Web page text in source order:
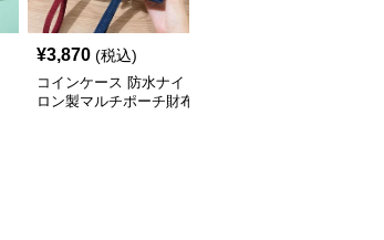
¥3,870 (税込)
コインケース 防水ナイ
ロン製マルチポーチ財布